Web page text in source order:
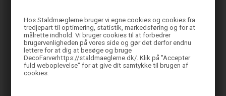
Hos Staldmæglerne bruger vi egne cookies og cookies fra
tredjepart til optimering, statistik, markedsføring og for at
målrette indhold. Vi bruger cookies til at forbedrer
brugervenligheden på vores side og gør det derfor endnu
lettere for at dig at besøge og bruge
DecoFarverhttps://staldmaeglerne.dk/. Klik på "Accepter
fuld weboplevelse" for at give dit samtykke til brugen af
cookies.